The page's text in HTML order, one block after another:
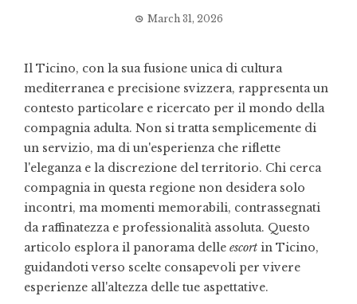
March 31, 2026
Il Ticino, con la sua fusione unica di cultura
mediterranea e precisione svizzera, rappresenta un
contesto particolare e ricercato per il mondo della
compagnia adulta. Non si tratta semplicemente di
un servizio, ma di un'esperienza che riflette
l'eleganza e la discrezione del territorio. Chi cerca
compagnia in questa regione non desidera solo
incontri, ma momenti memorabili, contrassegnati
da raffinatezza e professionalità assoluta. Questo
articolo esplora il panorama delle escort in Ticino,
guidandoti verso scelte consapevoli per vivere
esperienze all'altezza delle tue aspettative.